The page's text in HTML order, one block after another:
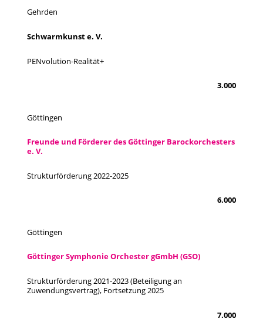
Gehrden
Schwarmkunst e. V.
PENvolution-Realität+
3.000
Göttingen
Freunde und Förderer des Göttinger Barockorchesters
e. V.
Strukturförderung 2022-2025
6.000
Göttingen
Göttinger Symphonie Orchester gGmbH (GSO)
Strukturförderung 2021-2023 (Beteiligung an
Zuwendungsvertrag), Fortsetzung 2025
7.000